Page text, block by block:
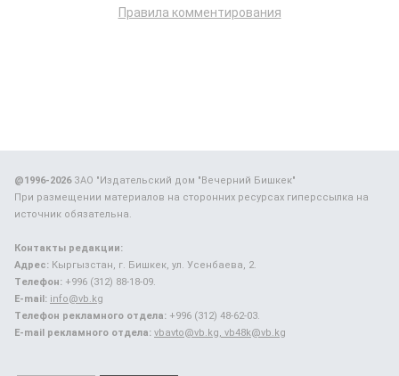
Правила комментирования
@1996-2026ЗАО "Издательский дом "Вечерний Бишкек"
При размещении материалов на сторонних ресурсах гиперссылка на
источник обязательна.
Контакты редакции:
Адрес: Кыргызстан, г. Бишкек, ул. Усенбаева, 2.
Телефон: +996 (312) 88-18-09.
E-mail: info@vb.kg
Телефон рекламного отдела: +996 (312) 48-62-03.
E-mail рекламного отдела: vbavto@vb.kg, vb48k@vb.kg